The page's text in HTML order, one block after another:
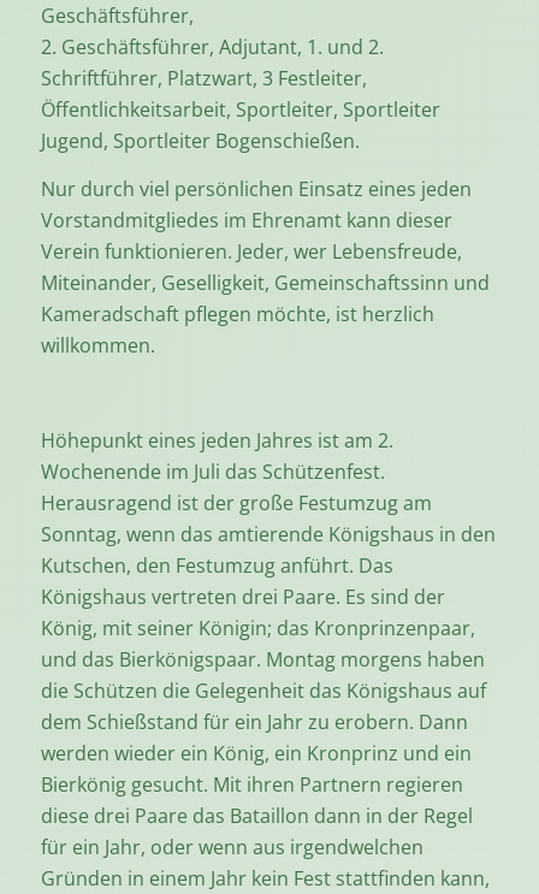
Geschäftsführer,
2. Geschäftsführer, Adjutant, 1. und 2.
Schriftführer, Platzwart, 3 Festleiter,
Öffentlichkeitsarbeit, Sportleiter, Sportleiter
Jugend, Sportleiter Bogenschießen.
Nur durch viel persönlichen Einsatz eines jeden
Vorstandmitgliedes im Ehrenamt kann dieser
Verein funktionieren. Jeder, wer Lebensfreude,
Miteinander, Geselligkeit, Gemeinschaftssinn und
Kameradschaft pflegen möchte, ist herzlich
willkommen.
Höhepunkt eines jeden Jahres ist am 2.
Wochenende im Juli das Schützenfest.
Herausragend ist der große Festumzug am
Sonntag, wenn das amtierende Königshaus in den
Kutschen, den Festumzug anführt. Das
Königshaus vertreten drei Paare. Es sind der
König, mit seiner Königin; das Kronprinzenpaar,
und das Bierkönigspaar. Montag morgens haben
die Schützen die Gelegenheit das Königshaus auf
dem Schießstand für ein Jahr zu erobern. Dann
werden wieder ein König, ein Kronprinz und ein
Bierkönig gesucht. Mit ihren Partnern regieren
diese drei Paare das Bataillon dann in der Regel
für ein Jahr, oder wenn aus irgendwelchen
Gründen in einem Jahr kein Fest stattfinden kann,